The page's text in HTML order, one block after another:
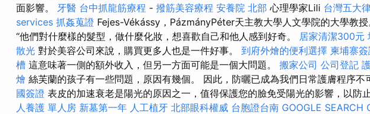
面影響。 牙醫 台中抓龍筋療程 - 撥筋美容療程 安養院 北部 心理學家Lili 台灣五大
services 抓姦蒐證 Fejes-Vékássy，PázmányPéter天主教大學人文學院的大學教授
“他們對什麼樣的髮型，做什麼化妝，想喜歡自己和他人感到好奇。 居家清潔300元
散光 對於美容公司來說，購買更多人也是一件好事。 到府外燴的便利選擇 柬埔寨簽
槽 這意味著一側的額外收入，但另一方面可能是一個大問題。 搬家公司 公司登記
燴 絲芙蘭的孩子有一些問題，原因有幾個。 因此，防曬已成為我們日常護膚程序不
國簽證 表皮的加速衰老是陽光的原因之一，值得保護您的臉免受陽光的影響，以防
人養護 單人房 新墓第一年 人工植牙 北部眼科權威 台胞證台南 GOOGLE SEARCH